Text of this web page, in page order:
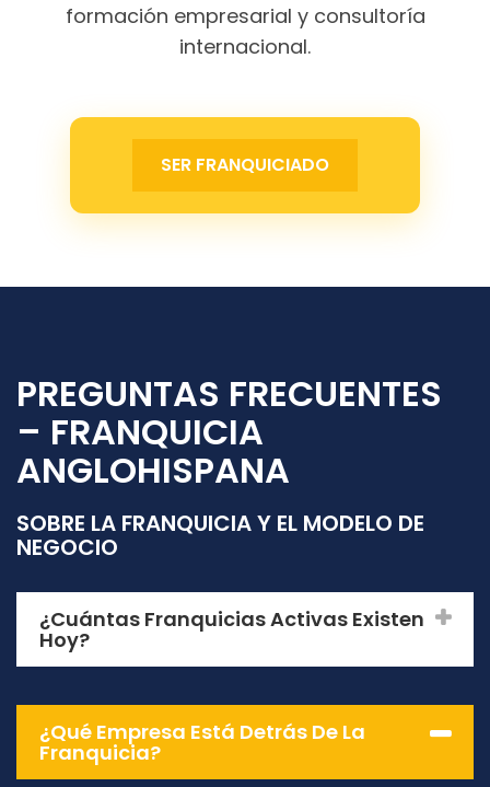
formación empresarial y consultoría
internacional.
SER FRANQUICIADO
PREGUNTAS FRECUENTES
– FRANQUICIA
ANGLOHISPANA
SOBRE LA FRANQUICIA Y EL MODELO DE
NEGOCIO
¿Cuántas Franquicias Activas Existen
Hoy?
¿Qué Empresa Está Detrás De La
Franquicia?